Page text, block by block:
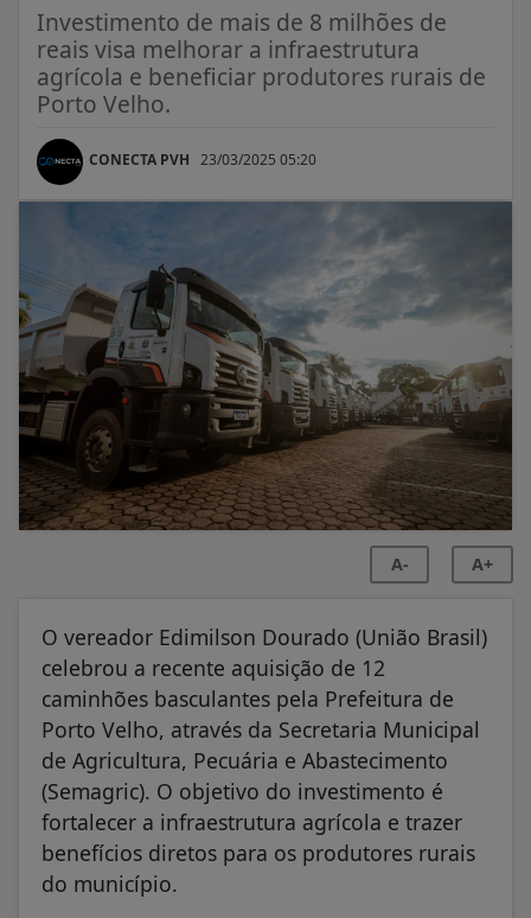
Investimento de mais de 8 milhões de
reais visa melhorar a infraestrutura
agrícola e beneficiar produtores rurais de
Porto Velho.
CONECTA PVH 23/03/2025 05:20
A- A+
O vereador Edimilson Dourado (União Brasil)
celebrou a recente aquisição de 12
caminhões basculantes pela Prefeitura de
Porto Velho, através da Secretaria Municipal
de Agricultura, Pecuária e Abastecimento
(Semagric). O objetivo do investimento é
fortalecer a infraestrutura agrícola e trazer
benefícios diretos para os produtores rurais
do município.